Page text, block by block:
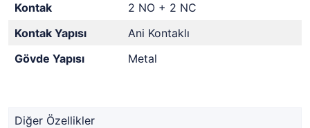
Kontak
2 NO + 2 NC
Kontak Yapısı
Ani Kontaklı
Gövde Yapısı
Metal
Diğer Özellikler